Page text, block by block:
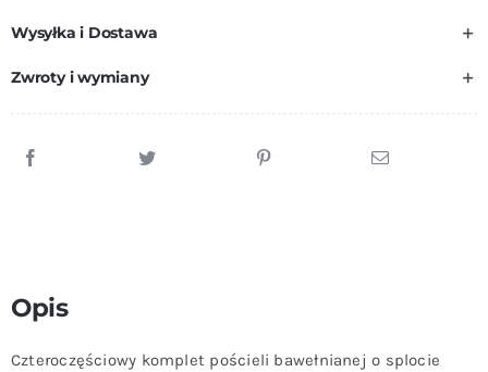
Wysyłka i Dostawa
Zwroty i wymiany
Opis
Czteroczęściowy komplet pościeli bawełnianej o splocie